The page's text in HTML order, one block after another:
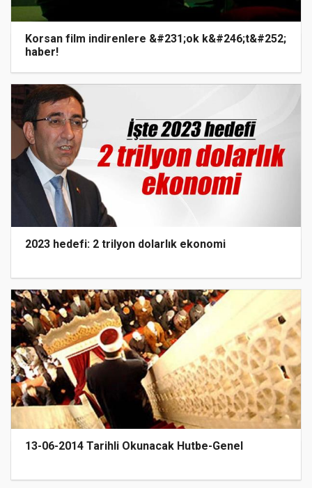
Korsan film indirenlere &#231;ok k&#246;t&#252;
haber!
2023 hedefi: 2 trilyon dolarlık ekonomi
13-06-2014 Tarihli Okunacak Hutbe-Genel